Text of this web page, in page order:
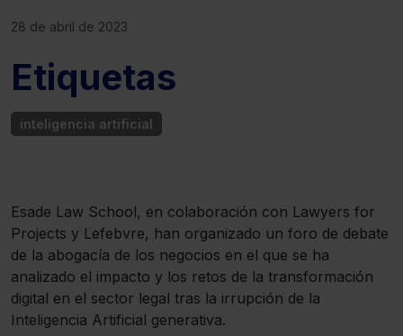
28 de abril de 2023
Esade Law School, en colaboración con Lawyers for
Projects y Lefebvre, han organizado un foro de debate
de la abogacía de los negocios en el que se ha
analizado el impacto y los retos de la transformación
digital en el sector legal tras la irrupción de la
Inteligencia Artificial generativa.
Etiquetas
inteligencia artificial